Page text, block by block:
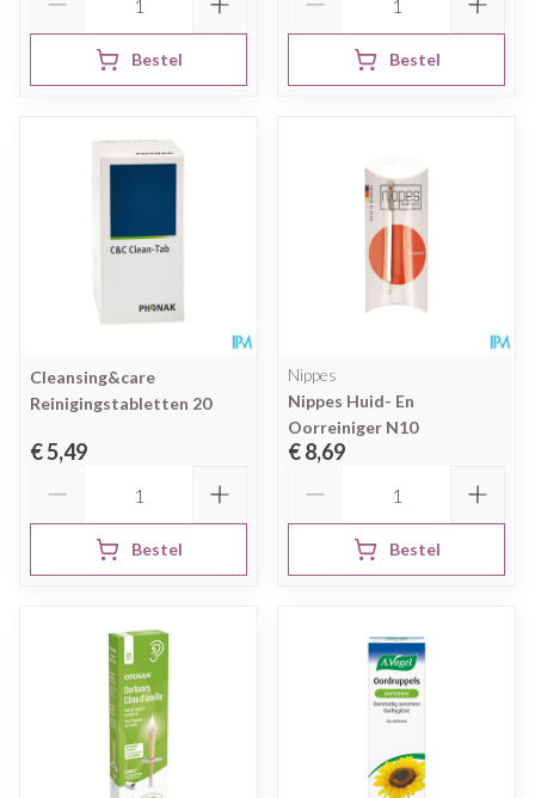
Bestel Bestel
Cleansing&care
Reinigingstabletten 20
€ 5,49
Bestel
Nippes
Nippes Huid- En
Oorreiniger N10
€ 8,69
Bestel